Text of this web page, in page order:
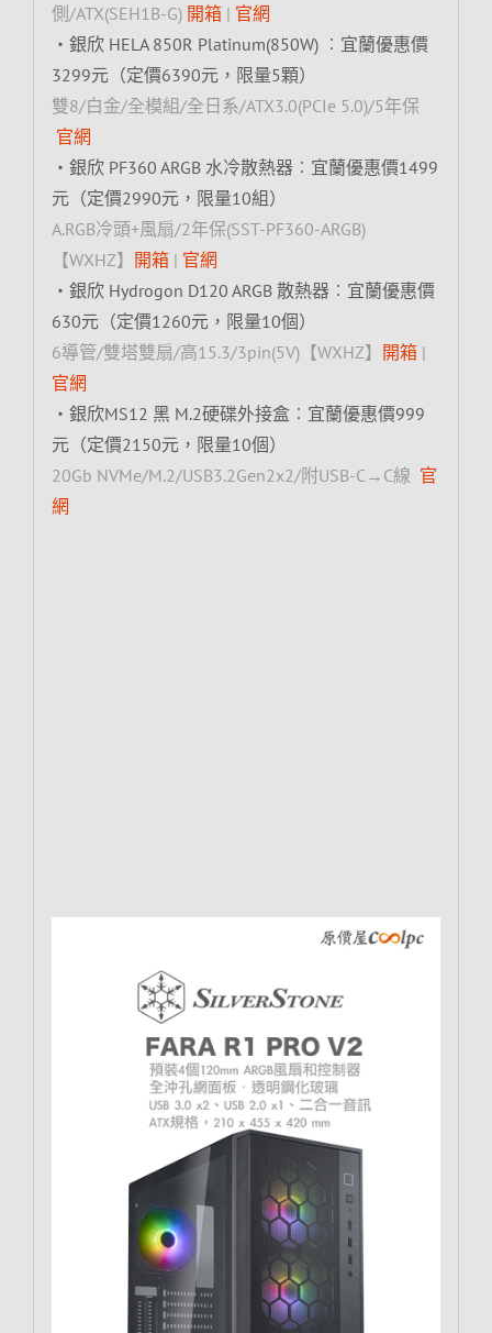
側/ATX(SEH1B-G) 開箱| 官網
‧銀欣 HELA 850R Platinum(850W) ︰宜蘭優惠價
3299元（定價6390元，限量5顆）
雙8/白金/全模組/全日系/ATX3.0(PCIe 5.0)/5年保
官網
‧銀欣 PF360 ARGB 水冷散熱器︰宜蘭優惠價1499
元（定價2990元，限量10組）
A.RGB冷頭+風扇/2年保(SST-PF360-ARGB)
【WXHZ】 開箱| 官網
‧銀欣 Hydrogon D120 ARGB 散熱器︰宜蘭優惠價
630元（定價1260元，限量10個）
6導管/雙塔雙扇/高15.3/3pin(5V)【WXHZ】 開箱|
官網
‧銀欣MS12 黑 M.2硬碟外接盒︰宜蘭優惠價999
元（定價2150元，限量10個）
20Gb NVMe/M.2/USB3.2Gen2x2/附USB-C→C線 官
網